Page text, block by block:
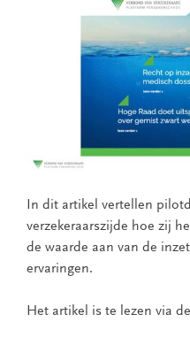
In dit artikel vertellen
verzekeraarszijde hoe zij
de waarde aan van de
ervaringen.
Het artikel is te lezen via